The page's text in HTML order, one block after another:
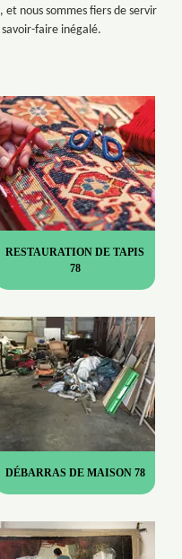
nous sommes fiers de servir
faire inégalé.
RESTAURATION DE TAPIS
78
DÉBARRAS DE MAISON 78